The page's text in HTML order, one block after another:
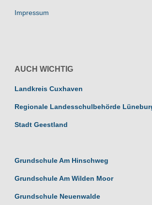
Impressum
AUCH WICHTIG
Landkreis Cuxhaven
Regionale Landesschulbehörde
Stadt Geestland
Grundschule Am Hinschweg
Grundschule Am Wilden Moor
Grundschule Neuenwalde